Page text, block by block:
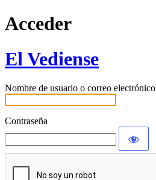
Acceder
El Vediense
Nombre de usuario o correo electrónico
Contraseña